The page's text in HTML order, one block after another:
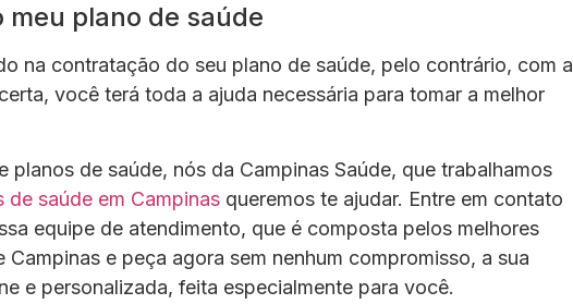
plano de saúde
na contratação do seu plano de saúde, pelo contrário, com a
você terá toda a ajuda necessária para tomar a melhor
planos de saúde, nós da Campinas Saúde, que trabalhamos
de saúde em Campinas queremos te ajudar. Entre em contato
equipe de atendimento, que é composta pelos melhores
e peça agora sem nenhum compromisso, a sua
e personalizada, feita especialmente para você.